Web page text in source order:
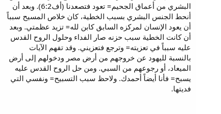
البشري من أعماق الجحيم= تعود فتصعدنا (أف6:2). وبعد أن
أنحط الجنس البشري بسبب الخطية، كان خلاص المسيح سبباً
أن يعود الإنسان لمركزه السابق كابن لله= تزيد عظمتي. وبعد
أن كانت الخطية سبب حزنه صار الفداء وحلول الروح القدس
عليه سبباً في تعزيته= وترجع فتعزيني. وقد تفهم الآيات
بالنسبة لليهود عن خروجهم من أرض مصر ودخولهم إلى أرض
الميعاد، أو رجوعهم من السبي. ومن حل الروح القدس عليه
يسبح= فأنا أيضاً أحمدك. ولاحظ سبب التسبيح= ونفسي التي
فديتها.